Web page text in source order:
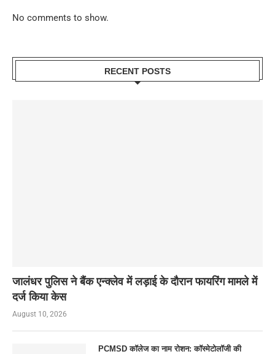
No comments to show.
RECENT POSTS
जालंधर पुलिस ने बैंक एन्क्लेव में लड़ाई के दौरान फायरिंग मामले में
दर्ज किया केस
August 10, 2026
PCMSD कॉलेज का नाम रोशन: कॉस्मेटोलॉजी की